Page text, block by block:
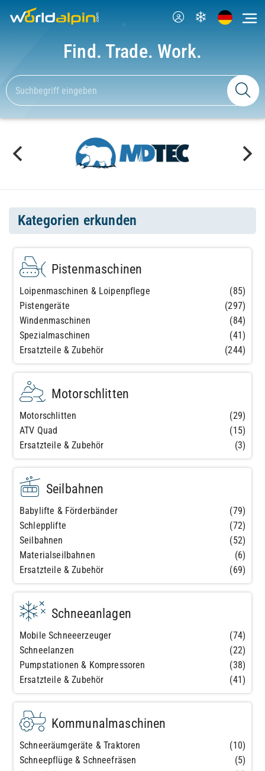
Find. Trade. Work.
Kategorien erkunden
Pistenmaschinen
Loipenmaschinen & Loipenpflege
(85)
Pistengeräte
(297)
Windenmaschinen
(84)
Spezialmaschinen
(41)
Ersatzteile & Zubehör
(244)
Motorschlitten
Motorschlitten
(29)
ATV Quad
(15)
Ersatzteile & Zubehör
(3)
Seilbahnen
Babylifte & Förderbänder
(79)
Schlepplifte
(72)
Seilbahnen
(52)
Materialseilbahnen
(6)
Ersatzteile & Zubehör
(69)
Schneeanlagen
Mobile Schneeerzeuger
(74)
Schneelanzen
(22)
Pumpstationen & Kompressoren
(38)
Ersatzteile & Zubehör
(41)
Kommunalmaschinen
Schneeräumgeräte & Traktoren
(10)
Schneepflüge & Schneefräsen
(5)